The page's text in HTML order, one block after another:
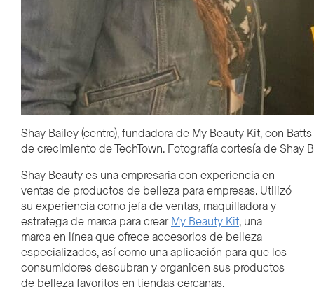
Shay Bailey (centro), fundadora de My Beauty Kit, con
de crecimiento de TechTown. Fotografía cortesía de Shay
Shay Beauty es una empresaria con experiencia en
ventas de productos de belleza para empresas. Utilizó
su experiencia como jefa de ventas, maquilladora y
estratega de marca para crearMy Beauty Kit, una
marca en línea que ofrece accesorios de belleza
especializados, así como una aplicación para que los
consumidores descubran y organicen sus productos
de belleza favoritos en tiendas cercanas.